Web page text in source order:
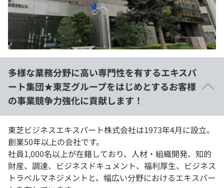
新卒エージェント
イベント・セミナー
インタビュー
就活成功ガイド
4択課題
ナレッジ
プラン
個人向けプラン
法人向けプラン
学校向けプラン
SQL
評価結果一覧
再チャレンジ結果一覧
メディア
Tech Team Journal
paiza times
note
paizaとは？
多様な業務分野に高い専門性を有するエキスパ
ート集団★東芝グループをはじめとするお客様
の事業競争力強化に貢献します！
東芝ビジネスエキスパート株式会社は1973年4月に設立。
創業50年以上の会社です。
社員1,000名以上が在籍しており、人材・組織開発、知的
財産、調達、ビジネスドキュメント、福利厚生、ビジネス
トラベルマネジメントと、幅広い分野におけるエキスパー